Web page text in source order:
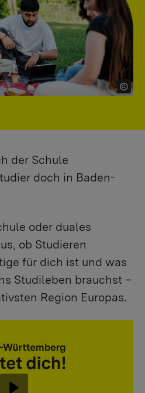
der Schule
doch in Baden-
oder duales
ob Studieren
für dich ist und was
Studileben brauchst –
Region Europas.